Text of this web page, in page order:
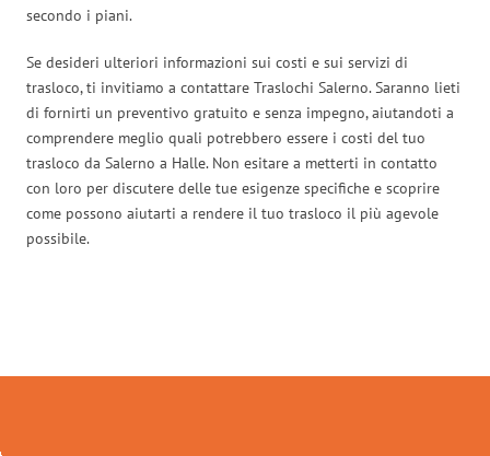
secondo i piani.
Se desideri ulteriori informazioni sui costi e sui servizi di
trasloco, ti invitiamo a contattare Traslochi Salerno. Saranno lieti
di fornirti un preventivo gratuito e senza impegno, aiutandoti a
comprendere meglio quali potrebbero essere i costi del tuo
trasloco da Salerno a Halle. Non esitare a metterti in contatto
con loro per discutere delle tue esigenze specifiche e scoprire
come possono aiutarti a rendere il tuo trasloco il più agevole
possibile.